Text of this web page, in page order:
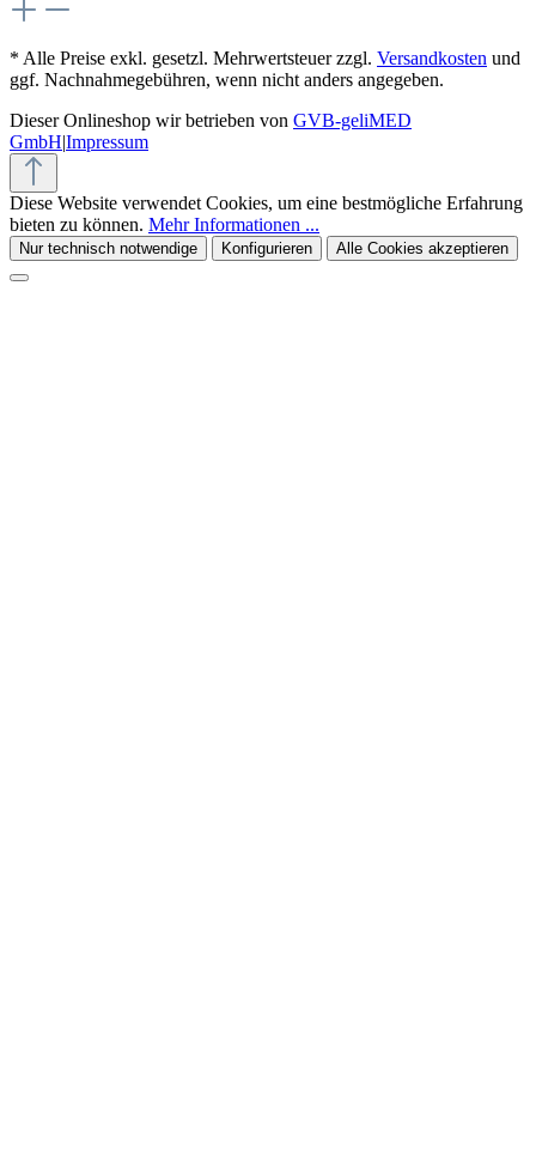
* Alle Preise exkl. gesetzl. Mehrwertsteuer zzgl. Versandkosten und
ggf. Nachnahmegebühren, wenn nicht anders angegeben.
Dieser Onlineshop wir betrieben von GVB-geliMED
GmbH Impressum
Diese Website verwendet Cookies, um eine bestmögliche Erfahrung
bieten zu können. Mehr Informationen ...
Nur technisch notwendige Konfigurieren Alle Cookies akzeptieren